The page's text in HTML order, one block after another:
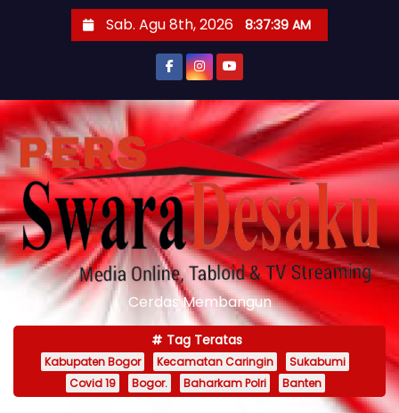
t
o
c
o
n
t
e
Sab. Agu 8th, 2026 8:37:42 AM
Cerdas Membangun
Tag Teratas
Kabupaten Bogor Kecamatan Caringin
Sukabumi
Covid 19
Bogor. Baharkam Polri Banten